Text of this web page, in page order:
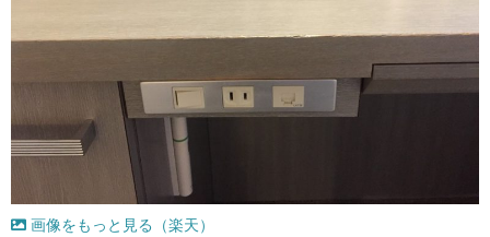
画像をもっと見る（楽天）